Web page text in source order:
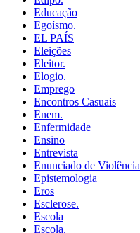
Educação
Egoísmo.
EL PAÍS
Eleições
Eleitor.
Elogio.
Emprego
Encontros Casuais
Enem.
Enfermidade
Ensino
Entrevista
Enunciado de Violência
Epistemologia
Eros
Esclerose.
Escola
Escola.